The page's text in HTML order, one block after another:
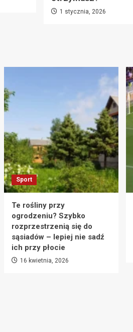
1 stycznia, 2026
Sport
Te rośliny przy
ogrodzeniu? Szybko
rozprzestrzenią się do
sąsiadów – lepiej nie sadź
ich przy płocie
16 kwietnia, 2026